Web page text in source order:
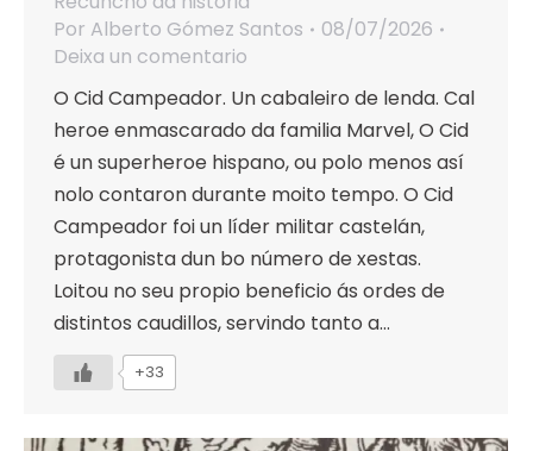
Por Alberto Gómez Santos
08/07/2026
Deixa un comentario
O Cid Campeador. Un cabaleiro de lenda. Cal
heroe enmascarado da familia Marvel, O Cid
é un superheroe hispano, ou polo menos así
nolo contaron durante moito tempo. O Cid
Campeador foi un líder militar castelán,
protagonista dun bo número de xestas.
Loitou no seu propio beneficio ás ordes de
distintos caudillos, servindo tanto a…
+33